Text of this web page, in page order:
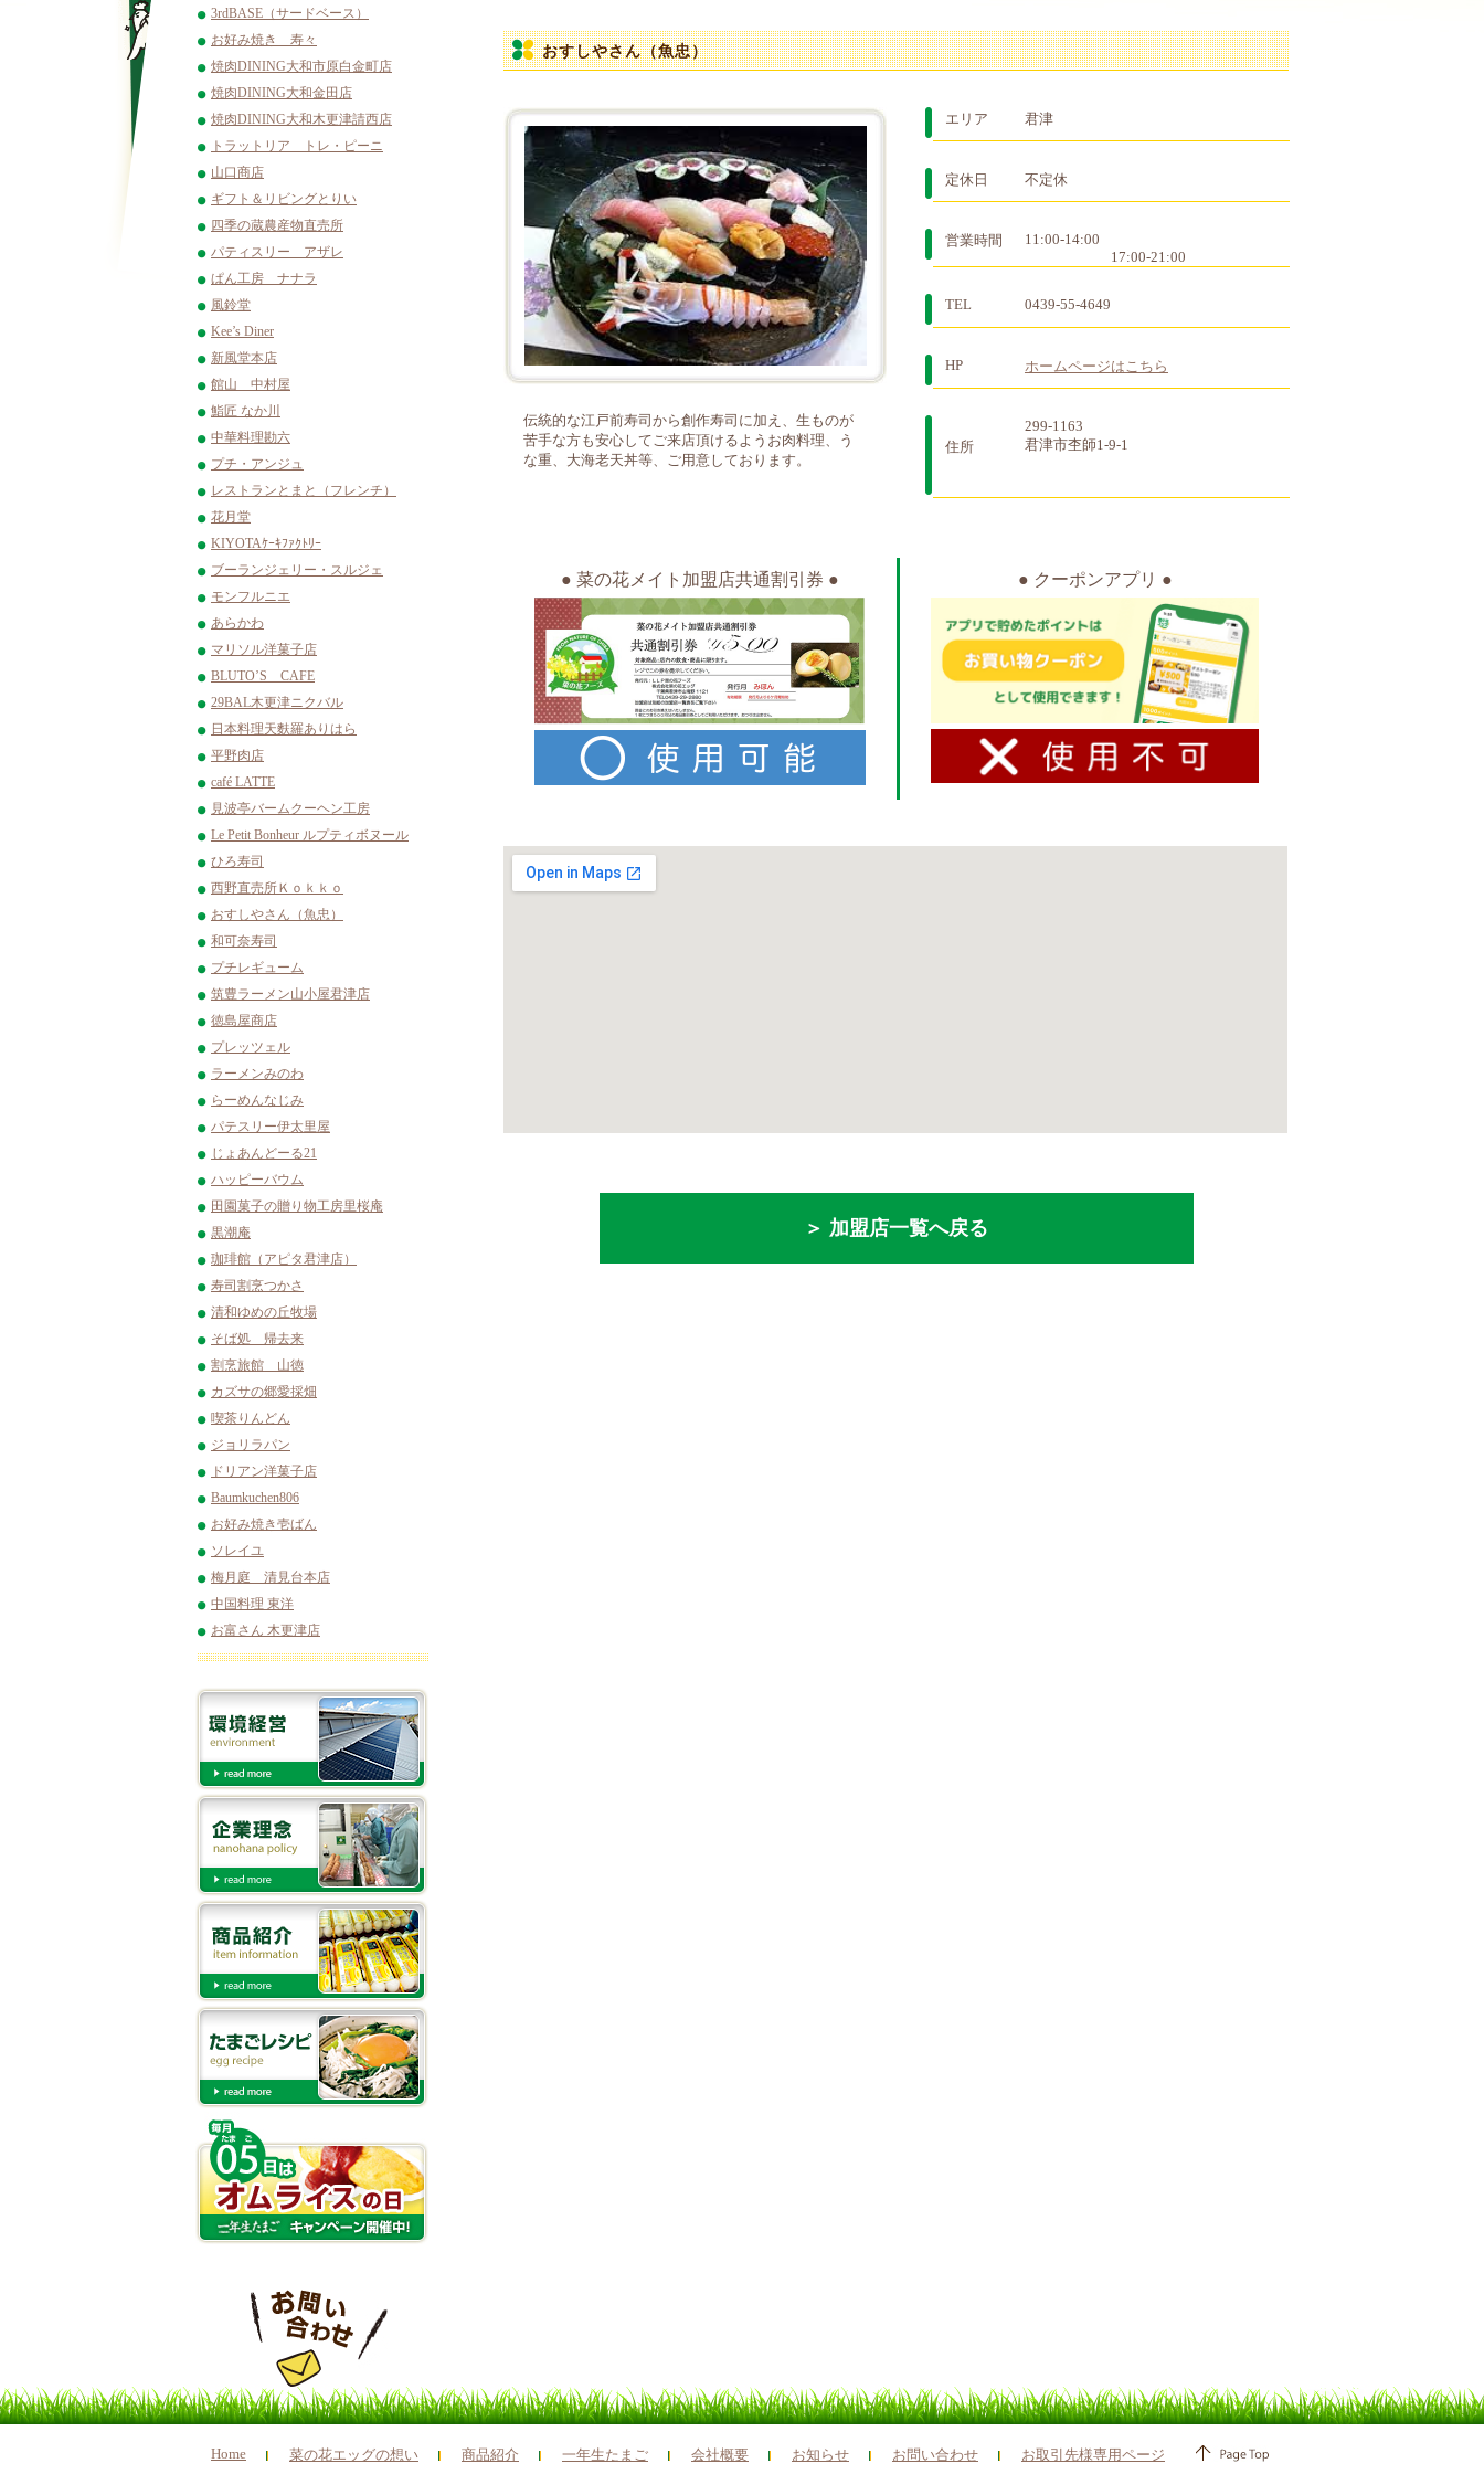
3rdBASE（サードベース）
お好み焼き 寿々
焼肉DINING大和市原白金町店
焼肉DINING大和金田店
焼肉DINING大和木更津請西店
トラットリア トレ・ピーニ
山口商店
ギフト＆リビングとりい
四季の蔵農産物直売所
パティスリー アザレ
ぱん工房 ナナラ
風鈴堂
Kee’s Diner
新風堂本店
館山 中村屋
鮨匠 なか川
中華料理勘六
プチ・アンジュ
レストランとまと（フレンチ）
花月堂
KIYOTAｹｰｷﾌｧｸﾄﾘｰ
ブーランジェリー・スルジェ
モンフルニエ
あらかわ
マリソル洋菓子店
BLUTO’S CAFE
29BAL木更津ニクバル
日本料理天麩羅ありはら
平野肉店
café LATTE
見波亭バームクーヘン工房
Le Petit Bonheur ルプティボヌール
ひろ寿司
西野直売所Ｋｏｋｋｏ
おすしやさん（魚忠）
和可奈寿司
プチレギューム
筑豊ラーメン山小屋君津店
徳島屋商店
プレッツェル
ラーメンみのわ
らーめんなじみ
パテスリー伊太里屋
じょあんどーる21
ハッピーバウム
田園菓子の贈り物工房里桜庵
黒潮庵
珈琲館（アピタ君津店）
寿司割烹つかさ
清和ゆめの丘牧場
そば処 帰去来
割烹旅館 山徳
カズサの郷愛採畑
喫茶りんどん
ジョリラパン
ドリアン洋菓子店
Baumkuchen806
お好み焼き壱ばん
ソレイユ
梅月庭 清見台本店
中国料理 東洋
お富さん 木更津店
おすしやさん（魚忠）
伝統的な江戸前寿司から創作寿司に加え、生ものが
苦手な方も安心してご来店頂けるようお肉料理、う
な重、大海老天丼等、ご用意しております。
エリア 君津
定休日 不定休
営業時間
11:00-14:00
17:00-21:00
TEL 0439-55-4649
HP ホームページはこちら
住所
299-1163
君津市杢師1-9-1
● 菜の花メイト加盟店共通割引券 ● ● クーポンアプリ ●
＞ 加盟店一覧へ戻る
Home 菜の花エッグの想い 商品紹介 一年生たまご 会社概要 お知らせ お問い合わせ お取引先様専用ページ